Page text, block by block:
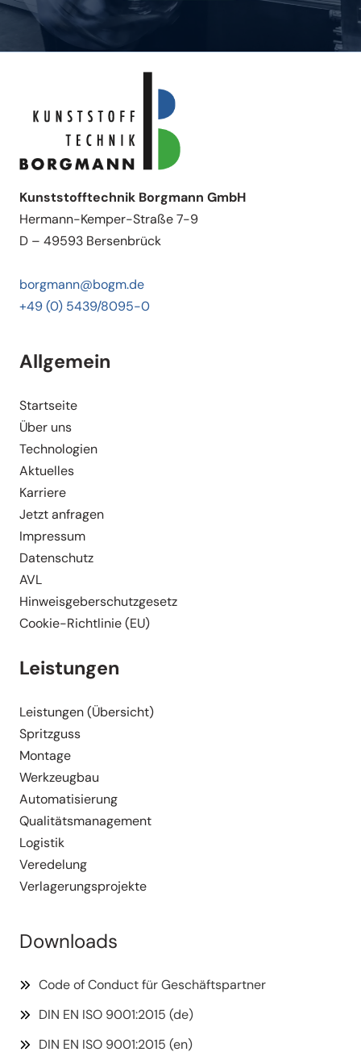
Kunststofftechnik Borgmann GmbH
Hermann-Kemper-Straße 7-9
D – 49593 Bersenbrück
borgmann@bogm.de
+49 (0) 5439/8095-0
Allgemein
Start­seite
Über uns
Techno­logien
Aktuelles
Karriere
Jetzt anfragen
Impressum
Daten­schutz
AVL
Hinweis­ge­ber­schutz­gesetz
Cookie-Richt­­linie (EU)
Leistungen
Leistungen (Übersicht)
Spritzguss
Montage
Werkzeugbau
Automa­ti­sierung
Quali­täts­ma­nagement
Logistik
Veredelung
Verla­ge­rungs­pro­jekte
Downloads
Code of Conduct für Geschäftspartner
DIN EN ISO 9001:2015 (de)
DIN EN ISO 9001:2015 (en)